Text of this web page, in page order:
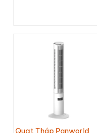
Quạt Tháp Panworld